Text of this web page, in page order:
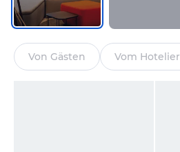
Von Gästen Vom Hotelier